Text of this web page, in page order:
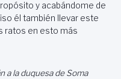
y acabándome de
él también llevar este
ratos en esto más
a la duquesa de Soma